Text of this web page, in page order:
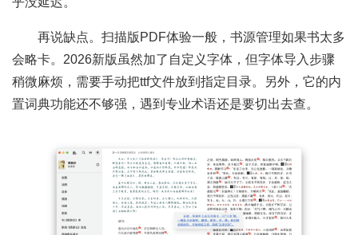
再说缺点。扫描版PDF体验一般，书源管理如果书太多
会略卡。2026新版虽然加了自定义字体，但字体导入步骤
稍微麻烦，需要手动把ttf文件放到指定目录。另外，它的内
置词典功能还不够强，遇到专业术语还是要切出去查。